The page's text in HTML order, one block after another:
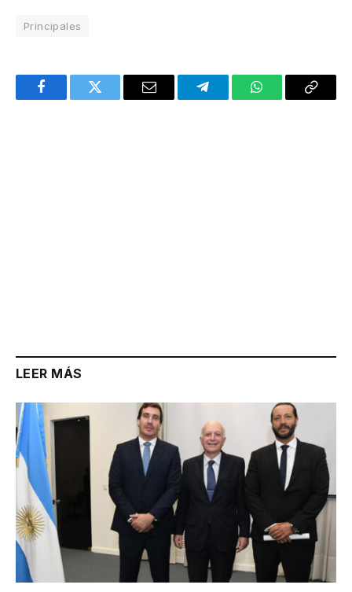
Principales
FacebookTwitter Email TelegramWhatsAppCopy
LEER MÁS